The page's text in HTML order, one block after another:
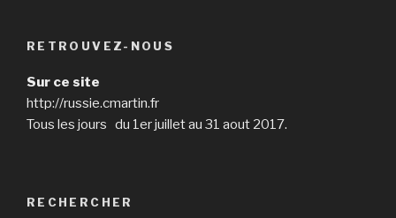
RETROUVEZ-NOUS
Sur ce site
http://russie.cmartin.fr
Tous les jours du 1er juillet au 31 aout 2017.
RECHERCHER